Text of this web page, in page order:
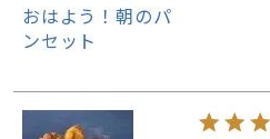
おはよう！朝のパ
ンセット